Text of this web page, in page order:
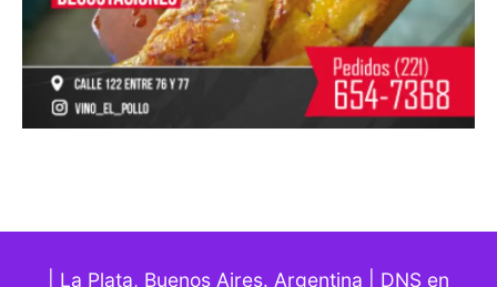
| La Plata, Buenos Aires. Argentina | DNS en